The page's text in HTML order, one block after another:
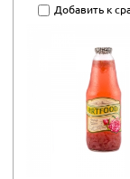
Добавить к